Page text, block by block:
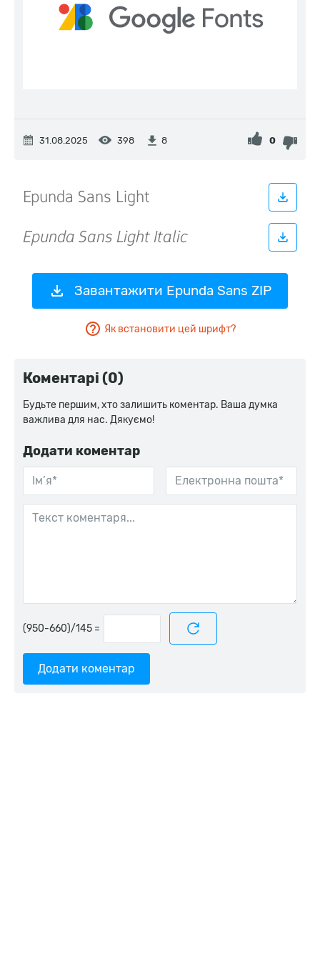
31.08.2025 398 8 0
Завантажити Epunda Sans ZIP
Як встановити цей шрифт?
Коментарі (0)
Будьте першим, хто залишить коментар. Ваша думка
важлива для нас. Дякуємо!
Додати коментар
=
Додати коментар